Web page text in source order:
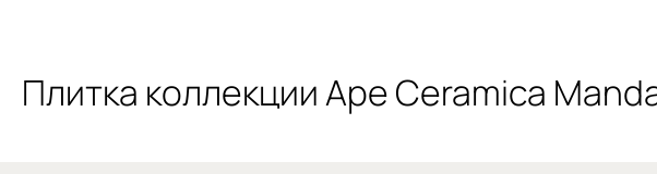
Плитка коллекции Ape Ceramica